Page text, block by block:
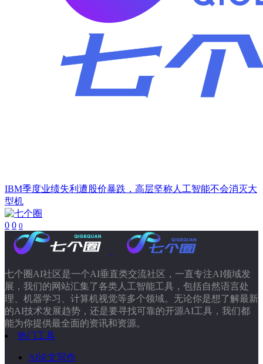
IBM季度业绩失利遭股价暴跌，高层坚称人工智能不会消灭大
型机
0 0 0
七个圈AI社区是一个AI垂直类交流社区，一直专注AI领域发
展，我们的网站汇集了各类人工智能工具，包括自然语言处
理、机器学习、计算机视觉等多个领域。无论你是想了解最新
的AI技术发展趋势，还是要寻找可靠的开源AI工具，我们都
能为你提供最全面的资讯和资源。
热门工具
AI论文写作